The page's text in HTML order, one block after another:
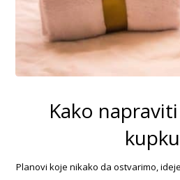
Kako
Planovi koje nikako da ostvarimo,